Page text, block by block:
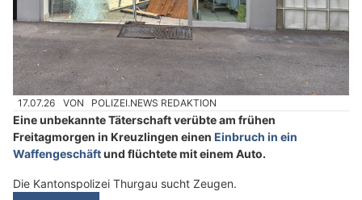
17.07.26 VON POLIZEI.NEWS REDAKTION
Eine unbekannte Täterschaft verübte am frühen
Freitagmorgen in Kreuzlingen einen Einbruch in ein
Waffengeschäftund flüchtete mit einem Auto.
Die Kantonspolizei Thurgau sucht Zeugen.